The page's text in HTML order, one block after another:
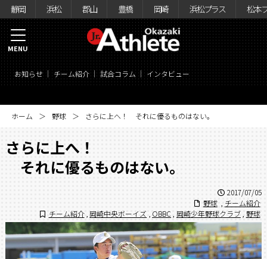
静岡 浜松 郡山 豊橋 岡崎 浜松プラス 松本
お知らせ チーム紹介 試合コラム インタビュー
MENU
ホーム 野球 さらに上へ！ それに優るものはない。
さらに上へ！
それに優るものはない。
2017/07/05
野球
チーム紹介
チーム紹介 岡崎中央ボーイズ OBBC , 岡崎少年野球クラブ , 野球